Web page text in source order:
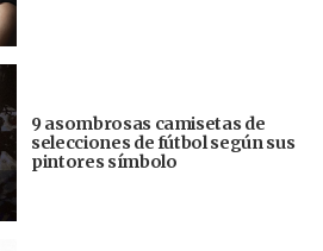
9 asombrosas camisetas de
selecciones de fútbol según sus
pintores símbolo